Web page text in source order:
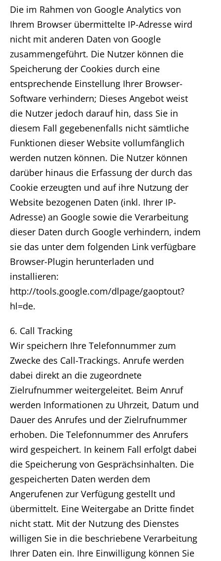
Die im Rahmen von Google Analytics von
Ihrem Browser übermittelte IP-Adresse wird
nicht mit anderen Daten von Google
zusammengeführt. Die Nutzer können die
Speicherung der Cookies durch eine
entsprechende Einstellung Ihrer Browser-
Software verhindern; Dieses Angebot weist
die Nutzer jedoch darauf hin, dass Sie in
diesem Fall gegebenenfalls nicht sämtliche
Funktionen dieser Website vollumfänglich
werden nutzen können. Die Nutzer können
darüber hinaus die Erfassung der durch das
Cookie erzeugten und auf ihre Nutzung der
Website bezogenen Daten (inkl. Ihrer IP-
Adresse) an Google sowie die Verarbeitung
dieser Daten durch Google verhindern, indem
sie das unter dem folgenden Link verfügbare
Browser-Plugin herunterladen und
installieren:
http://tools.google.com/dlpage/gaoptout?
hl=de.
6. Call Tracking
Wir speichern Ihre Telefonnummer zum
Zwecke des Call-Trackings. Anrufe werden
dabei direkt an die zugeordnete
Zielrufnummer weitergeleitet. Beim Anruf
werden Informationen zu Uhrzeit, Datum und
Dauer des Anrufes und der Zielrufnummer
erhoben. Die Telefonnummer des Anrufers
wird gespeichert. In keinem Fall erfolgt dabei
die Speicherung von Gesprächsinhalten. Die
gespeicherten Daten werden dem
Angerufenen zur Verfügung gestellt und
übermittelt. Eine Weitergabe an Dritte findet
nicht statt. Mit der Nutzung des Dienstes
willigen Sie in die beschriebene Verarbeitung
Ihrer Daten ein. Ihre Einwilligung können Sie